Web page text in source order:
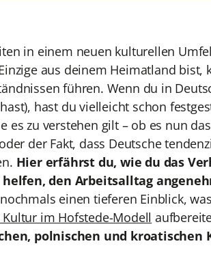
in einem neuen kulturellen
aus deinem Heimatland
führen. Wenn du in
hast du vielleicht schon
es zu verstehen gilt – ob es nun
der Fakt, dass Deutsche
Hier erfährst du, wie du das
helfen, den Arbeitsalltag
einen tieferen Einblick,
im Hofstede-Modell
polnischen und kroatischen